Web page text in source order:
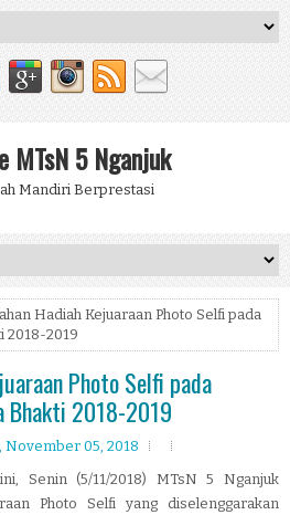
MTsN 5 Nganjuk
Mandiri Berprestasi
Hadiah Kejuaraan Photo Selfi pada
2018-2019
Photo Selfi pada
Bhakti 2018-2019
November 05, 2018
Senin (5/11/2018) MTsN 5 Nganjuk
Photo Selfi yang diselenggarakan